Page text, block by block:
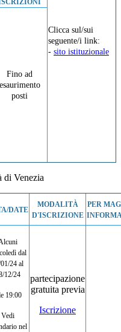
Clicca sul/sui
seguente/i link:
- sito istituzionale
Fino ad
esaurimento
posti
DATE
MODALITÀ
D'ISCRIZIONE
PER
dal
24 al
12/24
19:00
Vedi
nel
partecipazione
gratuita previa
Iscrizione